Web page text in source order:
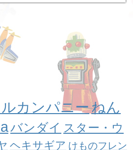
カンパニーねん
バンダイ スター・ウ
ヘキサギア けものフレン